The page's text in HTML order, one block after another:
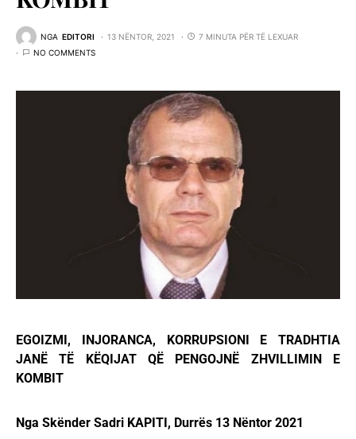
NGA EDITORI 13 NËNTOR, 2021
7 MINUTA PËR TË LEXUAR
NO COMMENTS
EGOIZMI, INJORANCA, KORRUPSIONI E TRADHTIA
JANË TË KËQIJAT QË PENGOJNË ZHVILLIMIN E
KOMBIT
Nga Skënder Sadri KAPITI, Durrës 13 Nëntor 2021